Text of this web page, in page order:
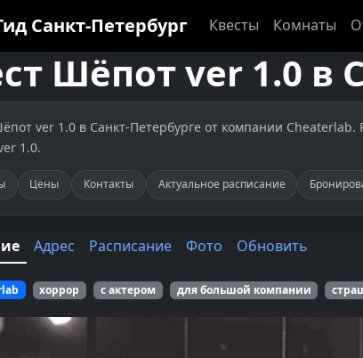
Санкт-Петербург Квесты Комнаты
Шёпот ver 1.0 в
ver 1.0 в Санкт-Петербурге от компании
1.0.
Цены Контакты Актуальное расписание
Адрес Расписание Фото Обновить
хоррор с актером для большой компании